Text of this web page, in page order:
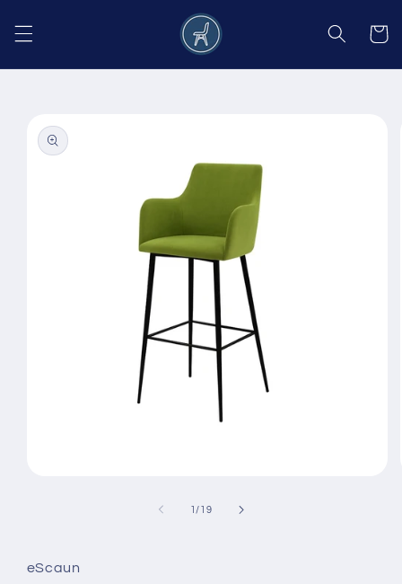
conținut
Coș
informațiile
despre
produs
fereastră
modală
1 /din
19
eScaun